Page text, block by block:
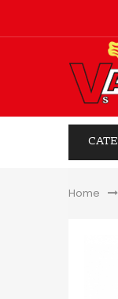
Home